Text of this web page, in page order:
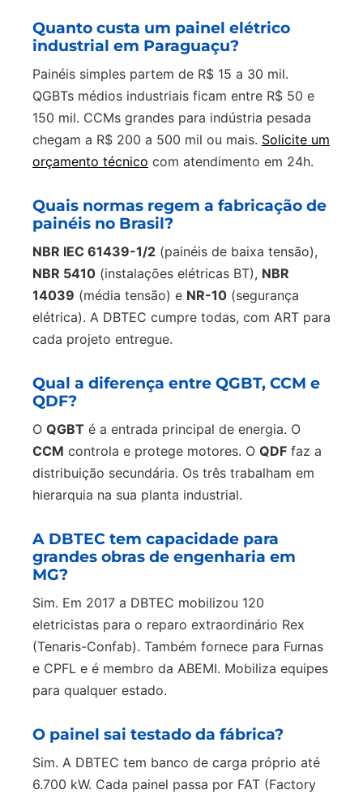
Quanto custa um painel elétrico
industrial em Paraguaçu?
Painéis simples partem de R$ 15 a 30 mil.
QGBTs médios industriais ficam entre R$ 50 e
150 mil. CCMs grandes para indústria pesada
chegam a R$ 200 a 500 mil ou mais. Solicite um
orçamento técnico com atendimento em 24h.
Quais normas regem a fabricação de
painéis no Brasil?
NBR IEC 61439-1/2 (painéis de baixa tensão),
NBR 5410 (instalações elétricas BT), NBR
14039 (média tensão) e NR-10 (segurança
elétrica). A DBTEC cumpre todas, com ART para
cada projeto entregue.
Qual a diferença entre QGBT, CCM e
QDF?
O QGBT é a entrada principal de energia. O
CCM controla e protege motores. O QDF faz a
distribuição secundária. Os três trabalham em
hierarquia na sua planta industrial.
A DBTEC tem capacidade para
grandes obras de engenharia em
MG?
Sim. Em 2017 a DBTEC mobilizou 120
eletricistas para o reparo extraordinário Rex
(Tenaris-Confab). Também fornece para Furnas
e CPFL e é membro da ABEMI. Mobiliza equipes
para qualquer estado.
O painel sai testado da fábrica?
Sim. A DBTEC tem banco de carga próprio até
6.700 kW. Cada painel passa por FAT (Factory